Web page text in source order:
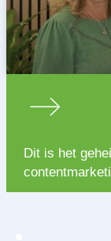
Dit is het